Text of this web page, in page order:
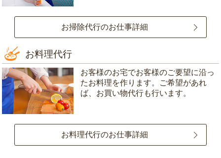
お掃除代行のお仕事詳細
お料理代行
お客様のお宅でお客様のご要望に沿っ
たお料理を作ります。ご希望があれ
ば、お買い物代行も行います。
お料理代行のお仕事詳細